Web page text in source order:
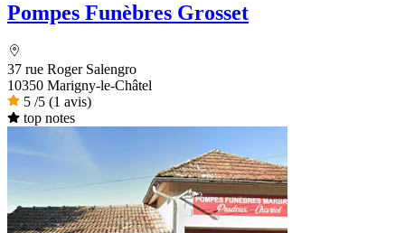
Pompes Funèbres Grosset
37 rue Roger Salengro
10350 Marigny-le-Châtel
5 /5 (1 avis)
top notes